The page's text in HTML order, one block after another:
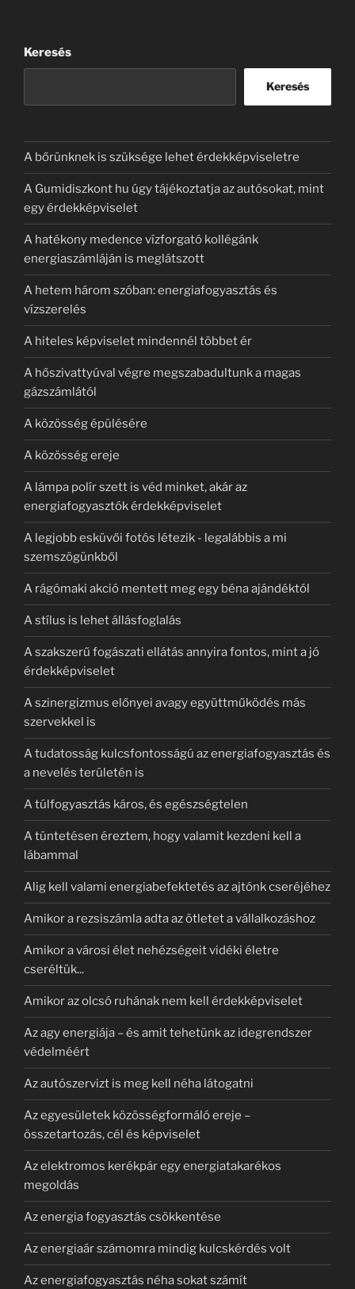
Keresés
Keresés
A bőrünknek is szüksége lehet érdekképviseletre
A Gumidiszkont hu úgy tájékoztatja az autósokat, mint
egy érdekképviselet
A hatékony medence vízforgató kollégánk
energiaszámláján is meglátszott
A hetem három szóban: energiafogyasztás és
vízszerelés
A hiteles képviselet mindennél többet ér
A hőszivattyúval végre megszabadultunk a magas
gázszámlától
A közösség épülésére
A közösség ereje
A lámpa polír szett is véd minket, akár az
energiafogyasztók érdekképviselet
A legjobb esküvői fotós létezik - legalábbis a mi
szemszögünkből
A rágómaki akció mentett meg egy béna ajándéktól
A stílus is lehet állásfoglalás
A szakszerű fogászati ellátás annyira fontos, mint a jó
érdekképviselet
A szinergizmus előnyei avagy együttműködés más
szervekkel is
A tudatosság kulcsfontosságú az energiafogyasztás és
a nevelés területén is
A túlfogyasztás káros, és egészségtelen
A tüntetésen éreztem, hogy valamit kezdeni kell a
lábammal
Alig kell valami energiabefektetés az ajtónk cseréjéhez
Amikor a rezsiszámla adta az ötletet a vállalkozáshoz
Amikor a városi élet nehézségeit vidéki életre
cseréltük...
Amikor az olcsó ruhának nem kell érdekképviselet
Az agy energiája – és amit tehetünk az idegrendszer
védelméért
Az autószervizt is meg kell néha látogatni
Az egyesületek közösségformáló ereje –
összetartozás, cél és képviselet
Az elektromos kerékpár egy energiatakarékos
megoldás
Az energia fogyasztás csökkentése
Az energiaár számomra mindig kulcskérdés volt
Az energiafogyasztás néha sokat számít